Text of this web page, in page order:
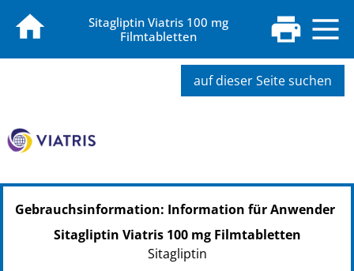
Sitagliptin Viatris 100 mg
Filmtabletten
auf dieser Seite suchen
Gebrauchsinformation: Information für Anwender
Sitagliptin Viatris 100 mg Filmtabletten
Sitagliptin